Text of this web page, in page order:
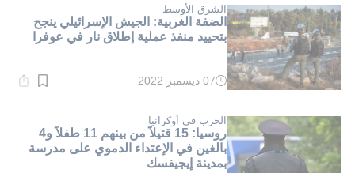
دقيقة.
الشرق الأوسط
الضفة الغربية: الجيش الإسرائيلي ينجح
بتحييد منفذ عملية إطلاق نار في عوفرا
وقت
دقيقة.
07 ديسمبر 2022
الحرب في أوكرانيا
روسيا: 15 قتيلاً من بينهم 11 طفلاً و4
بالغين في الإعتداء الدموي على مدرسة
بمدينة إيجيفسك